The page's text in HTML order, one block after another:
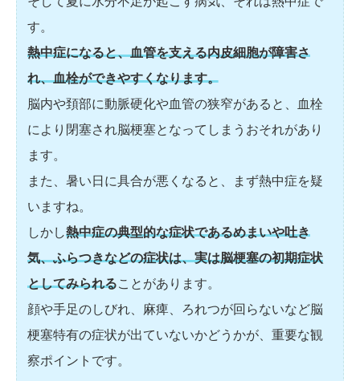
す。
熱中症になると、血管を支える内皮細胞が障害さ
れ、血栓ができやすくなります。
脳内や頚部に動脈硬化や血管の狭窄があると、血栓
により閉塞され脳梗塞となってしまうおそれがあり
ます。
また、暑い日に具合が悪くなると、まず熱中症を疑
いますね。
しかし熱中症の典型的な症状であるめまいや吐き
気、ふらつきなどの症状は、実は脳梗塞の初期症状
としてみられることがあります。
顔や手足のしびれ、麻痺、ろれつが回らないなど脳
梗塞特有の症状が出ていないかどうかが、重要な観
察ポイントです。